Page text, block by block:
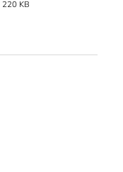
220 KB